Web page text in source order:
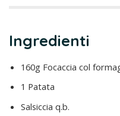
Ingredienti
160g Focaccia col
1 Patata
Salsiccia q.b.